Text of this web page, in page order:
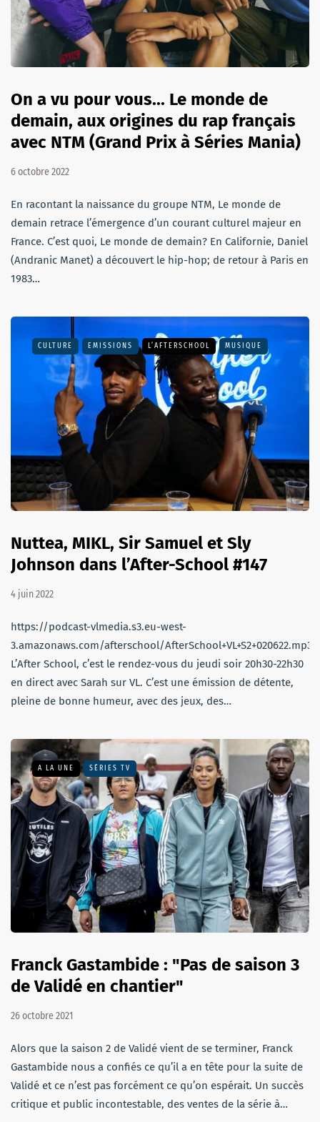
On a vu pour vous... Le monde de
demain, aux origines du rap français
avec NTM (Grand Prix à Séries Mania)
6 octobre 2022
En racontant la naissance du groupe NTM, Le monde de
demain retrace l’émergence d’un courant culturel majeur en
France. C’est quoi, Le monde de demain? En Californie, Daniel
(Andranic Manet) a découvert le hip-hop; de retour à Paris en
1983…
CULTURE EMISSIONS L’AFTERSCHOOL MUSIQUE
Nuttea, MIKL, Sir Samuel et Sly
Johnson dans l’After-School #147
4 juin 2022
https://podcast-vlmedia.s3.eu-west-
3.amazonaws.com/afterschool/AfterSchool+VL+S2+020622.mp3
L’After School, c’est le rendez-vous du jeudi soir 20h30-22h30
en direct avec Sarah sur VL. C’est une émission de détente,
pleine de bonne humeur, avec des jeux, des…
A LA UNE SÉRIES TV
Franck Gastambide : "Pas de saison 3
de Validé en chantier"
26 octobre 2021
Alors que la saison 2 de Validé vient de se terminer, Franck
Gastambide nous a confiés ce qu’il a en tête pour la suite de
Validé et ce n’est pas forcément ce qu’on espérait. Un succès
critique et public incontestable, des ventes de la série à…